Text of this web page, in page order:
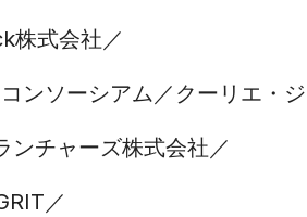
株式会社
ンソーシアム クーリエ・
ンチャーズ株式会社